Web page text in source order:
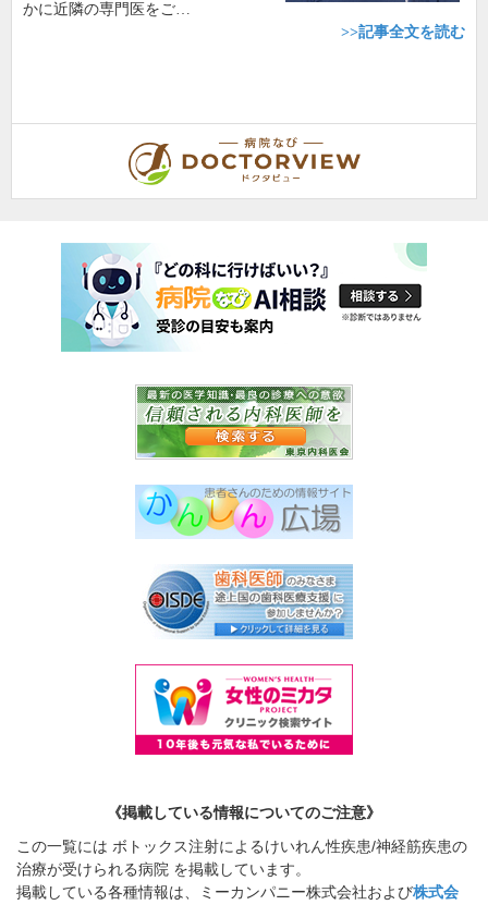
かに近隣の専門医をご…
>>記事全文を読む
《掲載している情報についてのご注意》
この一覧には ボトックス注射によるけいれん性疾患/神経筋疾患の
治療が受けられる病院 を掲載しています。
掲載している各種情報は、ミーカンパニー株式会社および株式会